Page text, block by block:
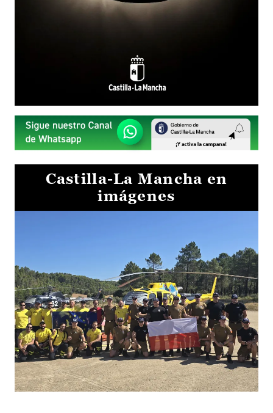
Castilla-La Mancha en
imágenes